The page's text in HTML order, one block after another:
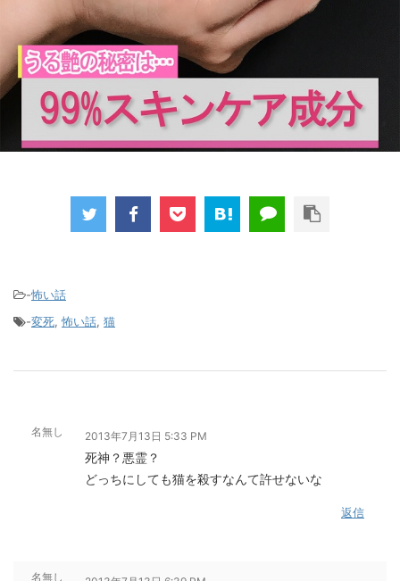
-怖い話
-変死,怖い話, 猫
名無し 2013年7月13日 5:33 PM
死神？悪霊？
どっちにしても猫を殺すなんて許せないな
返信
名無し